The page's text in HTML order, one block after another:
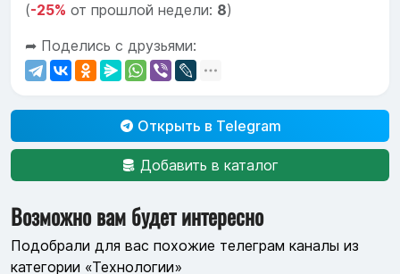
(-25% от прошлой недели: 8)
➦ Поделись с друзьями:
Открыть в Telegram
Добавить в каталог
Возможно вам будет интересно
Подобрали для вас похожие телеграм каналы из
категории «Технологии»